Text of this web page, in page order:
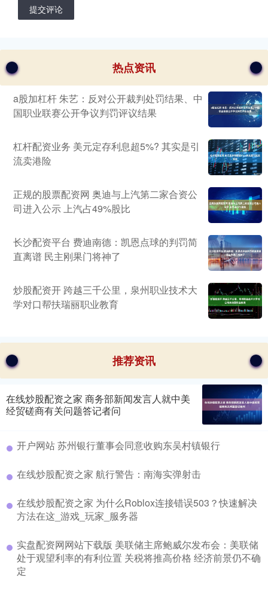
提交评论
热点资讯
a股加杠杆 朱艺：反对公开裁判处罚结果、中
国职业联赛公开争议判罚评议结果
杠杆配资业务 美元定存利息超5%? 其实是引
流卖港险
正规的股票配资网 奥迪与上汽第二家合资公
司进入公示 上汽占49%股比
长沙配资平台 费迪南德：凯恩点球的判罚简
直离谱 民主刚果门将神了
炒股配资开 跨越三千公里，泉州职业技术大
学对口帮扶瑞丽职业教育
推荐资讯
在线炒股配资之家 商务部新闻发言人就中美
经贸磋商有关问题答记者问
开户网站 苏州银行董事会同意收购东吴村镇银行
在线炒股配资之家 航行警告：南海实弹射击
在线炒股配资之家 为什么Roblox连接错误503？快速解决
方法在这_游戏_玩家_服务器
实盘配资网网站下载版 美联储主席鲍威尔发布会：美联储
处于观望利率的有利位置 关税将推高价格 经济前景仍不确
定